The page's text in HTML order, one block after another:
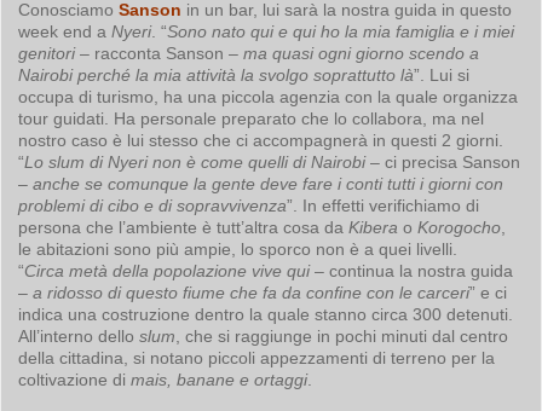
ConosciamoSanson in un bar, lui sarà la nostra guida in questo
week end aNyeri. “Sono nato qui e qui ho la mia famiglia e i miei
genitori– racconta Sanson –ma quasi ogni giorno scendo a
Nairobi perché la mia attività la svolgo soprattutto là”. Lui si
occupa di turismo, ha una piccola agenzia con la quale organizza
tour guidati. Ha personale preparato che lo collabora, ma nel
nostro caso è lui stesso che ci accompagnerà in questi 2 giorni.
“Lo slum di Nyeri non è come quelli di Nairobi– ci precisa Sanson
–anche se comunque la gente deve fare i conti tutti i giorni con
problemi di cibo e di sopravvivenza”. In effetti verifichiamo di
persona che l’ambiente è tutt’altra cosa daKibera oKorogocho
le abitazioni sono più ampie, lo sporco non è a quei livelli.
“Circa metà della popolazione vive qui– continua la nostra guida
–a ridosso di questo fiume che fa da confine con le carceri” e ci
indica una costruzione dentro la quale stanno circa 300 detenuti.
All’interno delloslum , che si raggiunge in pochi minuti dal centro
della cittadina, si notano piccoli appezzamenti di terreno per la
coltivazione dimais, banane e ortaggi.